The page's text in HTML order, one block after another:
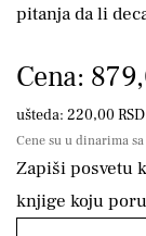
pitanja da li
Cena:
ušteda: 220,00
Cene su u dinarima
Zapiši posvetu
knjige koju